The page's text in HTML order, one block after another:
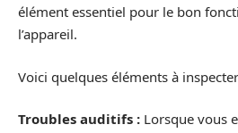
élément essentiel pour le bon
l’appareil.
Voici quelques éléments à
Troubles auditifs : Lorsque vous